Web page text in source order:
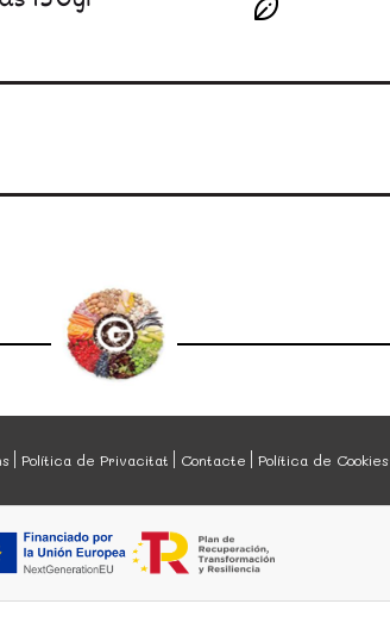
Política de Privacitat Contacte Política de Cookies